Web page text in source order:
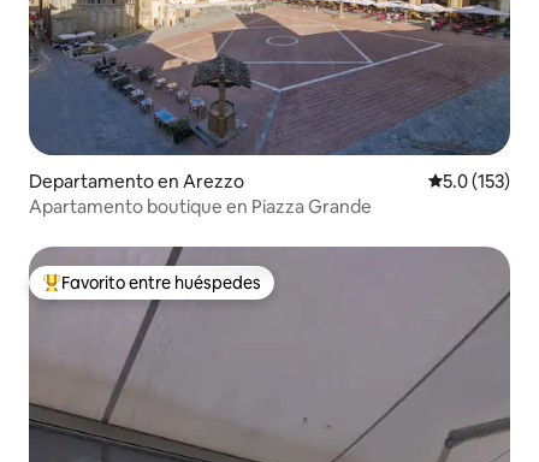
Departamento en Arezzo Calificación
5.0 (153)
Apartamento boutique en Piazza Grande
De los mejores en Favorito entre huéspedes
Favorito entre huéspedes